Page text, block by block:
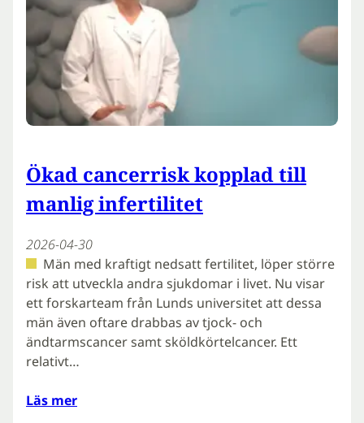
Ökad cancerrisk kopplad till
manlig infertilitet
2026-04-30
Män med kraftigt nedsatt fertilitet, löper större
risk att utveckla andra sjukdomar i livet. Nu visar
ett forskarteam från Lunds universitet att dessa
män även oftare drabbas av tjock- och
ändtarmscancer samt sköldkörtelcancer. Ett
relativt…
Läs mer